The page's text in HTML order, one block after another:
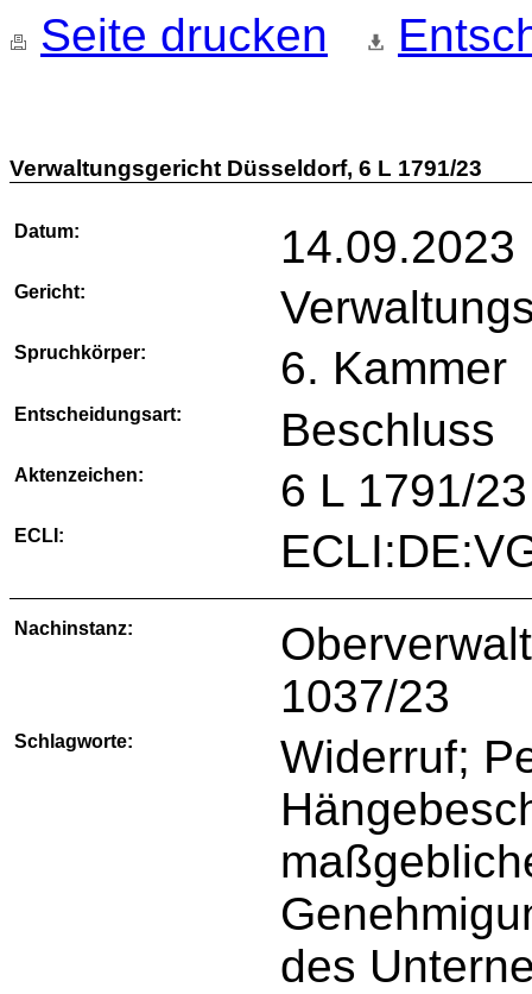
Seite drucken
Verwaltungsgericht Düsseldorf, 6 L 1791/23
Datum: 14.09.2023
Gericht:
Spruchkörper: 6. Kammer
Entscheidungsart: Beschluss
Aktenzeichen: 6 L 1791/23
ECLI:
Nachinstanz:
1037/23
Schlagworte:
Widerruf;
des